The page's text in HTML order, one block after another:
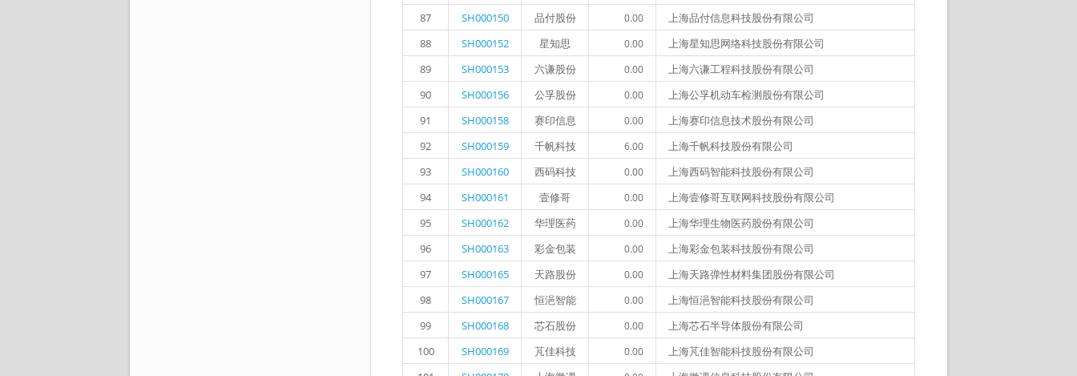
87
SH000150 品付股份 0.00
上海品付信息科技股份有限公司
88
SH000152 星知思 0.00
上海星知思网络科技股份有限公司
89
SH000153 六谦股份 0.00
上海六谦工程科技股份有限公司
90
SH000156 公孚股份 0.00
上海公孚机动车检测股份有限公司
91
SH000158 赛印信息 0.00
上海赛印信息技术股份有限公司
92
SH000159 千帆科技 6.00
上海千帆科技股份有限公司
93
SH000160 西码科技 0.00
上海西码智能科技股份有限公司
94
SH000161 壹修哥 0.00
上海壹修哥互联网科技股份有限公司
95
SH000162 华理医药 0.00
上海华理生物医药股份有限公司
96
SH000163 彩金包装 0.00
上海彩金包装科技股份有限公司
97
SH000165 天路股份 0.00
上海天路弹性材料集团股份有限公司
98
SH000167 恒浥智能 0.00
上海恒浥智能科技股份有限公司
99
SH000168 芯石股份 0.00
上海芯石半导体股份有限公司
100
SH000169 芃佳科技 0.00
上海芃佳智能科技股份有限公司